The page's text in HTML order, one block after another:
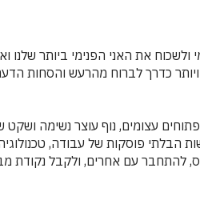
ולשכוח את האני הפנימי ביותר
כדרך לברוח מהרעש והסחות
עצומים, נוף עוצר נשימה ושקט
פוסקות של עבודה,
להתחבר עם אחרים, ולקבל נקודת